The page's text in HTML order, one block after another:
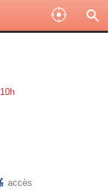
accès